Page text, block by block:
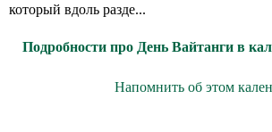
который вдоль разде...
Подробности про День Вайтанги в
Напомнить об этом